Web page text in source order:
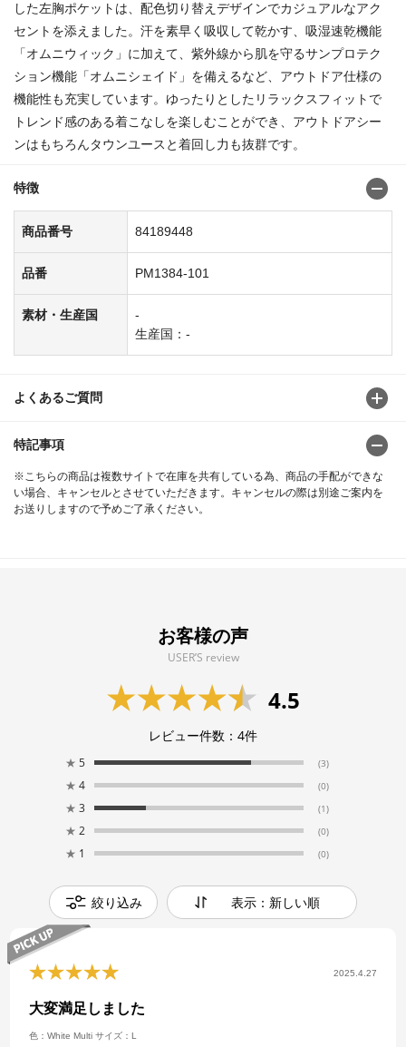
した左胸ポケットは、配色切り替えデザインでカジュアルなアク
セントを添えました。汗を素早く吸収して乾かす、吸湿速乾機能
「オムニウィック」に加えて、紫外線から肌を守るサンプロテク
ション機能「オムニシェイド」を備えるなど、アウトドア仕様の
機能性も充実しています。ゆったりとしたリラックスフィットで
トレンド感のある着こなしを楽しむことができ、アウトドアシー
ンはもちろんタウンユースと着回し力も抜群です。
特徴
商品番号 84189448
品番 PM1384-101
素材・生産国
-
生産国：-
よくあるご質問
特記事項
※こちらの商品は複数サイトで在庫を共有している為、商品の手配ができな
い場合、キャンセルとさせていただきます。キャンセルの際は別途ご案内を
お送りしますので予めご了承ください。
お客様の声
USER’S review
4.5
レビュー件数： 4件
★ 5 (3)
★ 4 (0)
★ 3 (1)
★ 2 (0)
★ 1 (0)
絞り込み 表示：新しい順
2025.4.27
大変満足しました
色：White Multi サイズ：L